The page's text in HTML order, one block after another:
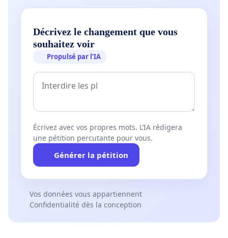
Décrivez le changement que vous
souhaitez voir
Propulsé par l’IA
Écrivez avec vos propres mots. L’IA rédigera
une pétition percutante pour vous.
Générer la pétition
Vos données vous appartiennent
Confidentialité dès la conception